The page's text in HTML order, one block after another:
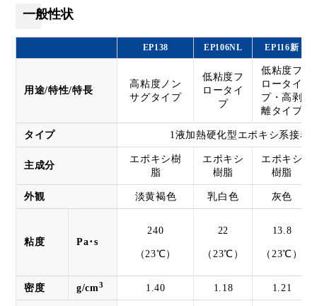
一般性状
EP138 EP106NL EP116新
用途/特性/特長
高粘度ノン
サグタイプ
低粘度フ
ロータイ
プ
低粘度フ
ロータイ
プ・高剥
離タイプ
タイプ 1液加熱硬化型エポキシ系接着
主成分
エポキシ樹
脂
エポキシ
樹脂
エポキシ
樹脂
外観 淡黄褐色 乳白色 灰色
粘度 Pa･s
240
（23℃）
22
（23℃）
13.8
（23℃）
密度 g/cm3 1.40 1.18 1.21